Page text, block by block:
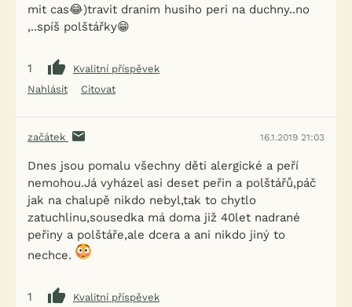
mit cas😂)travit dranim husiho peri na duchny..no
,..spíš polštářky😁
1
Kvalitní příspěvek
Nahlásit
Citovat
začátek 16.1.2019 21:03
Dnes jsou pomalu všechny děti alergické a peří
nemohou.Já vyházel asi deset peřin a polštářů,páč
jak na chalupě nikdo nebyl,tak to chytlo
zatuchlinu,sousedka má doma již 40let nadrané
peřiny a polštáře,ale dcera a ani nikdo jiný to
nechce.
1
Kvalitní příspěvek